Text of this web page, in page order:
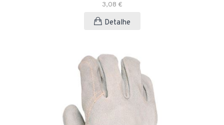
3,08 €
Detalhe